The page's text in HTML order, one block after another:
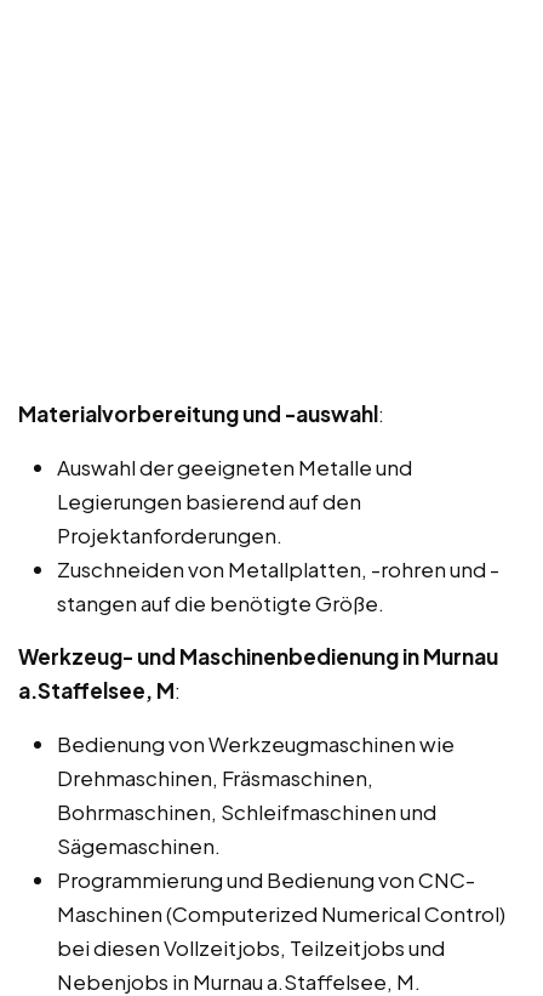
Materialvorbereitung und -auswahl:
Auswahl der geeigneten Metalle und
Legierungen basierend auf den
Projektanforderungen.
Zuschneiden von Metallplatten, -rohren und -
stangen auf die benötigte Größe.
Werkzeug- und Maschinenbedienung in Murnau
a.Staffelsee, M:
Bedienung von Werkzeugmaschinen wie
Drehmaschinen, Fräsmaschinen,
Bohrmaschinen, Schleifmaschinen und
Sägemaschinen.
Programmierung und Bedienung von CNC-
Maschinen (Computerized Numerical Control)
bei diesen Vollzeitjobs, Teilzeitjobs und
Nebenjobs in Murnau a.Staffelsee, M.